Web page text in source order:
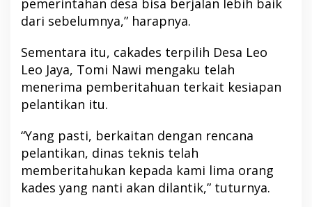
dari sebelumnya,” harapnya.
Sementara itu, cakades terpilih Desa Leo
Leo Jaya, Tomi Nawi mengaku telah
menerima pemberitahuan terkait kesiapan
pelantikan itu.
“Yang pasti, berkaitan dengan rencana
pelantikan, dinas teknis telah
memberitahukan kepada kami lima orang
kades yang nanti akan dilantik,” tuturnya.